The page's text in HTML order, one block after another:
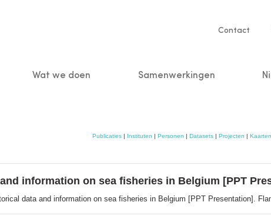
Service
Contact
Wat we doen Samenwerkingen
Publicaties| Instituten | Personen | Datasets| Projecten | Kaarten
information on sea fisheries in Belgium [PPT
data and information on sea fisheries in Belgium [PPT Presentation].